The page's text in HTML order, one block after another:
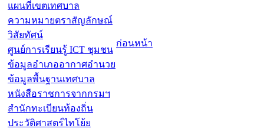
แผนที่เขตเทศบาล
ความหมายตราสัญลักษณ์
วิสัยทัศน์
ศูนย์การเรียนรู้ ICT ชุมชน
ข้อมูลอำเภออากาศอำนวย
ข้อมูลพื้นฐานเทศบาล
หนังสือราชการจากกรมฯ
สำนักทะเบียนท้องถิ่น
ประวัติศาสตร์ไทโย้ย
ก่อนหน้า